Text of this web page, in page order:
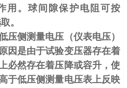
用。球间隙保护电阻可按
。
压侧测量电压（仪表电压）
因是由于试验变压器存在着
必然存在着压降或容升，使
于低压侧测量电压表上反映